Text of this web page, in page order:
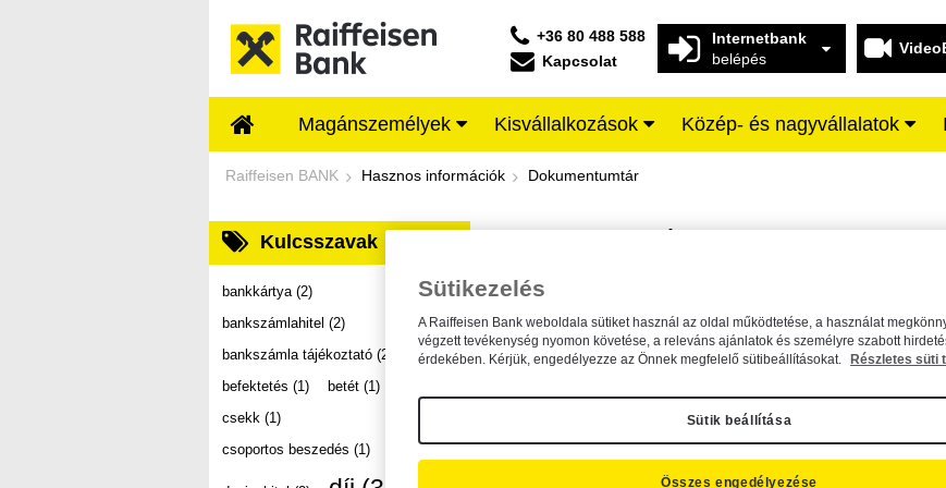
+36 80 488 588
Kapcsolat
Internetbank
belépés
Magánszemélyek Kisvállalkozások Közép- és nagyvállalatok
Dokumentumtár - Raiffeisen BANK
Raiffeisen BANK Hasznos információk Dokumentumtár
Kulcsszavak
bankkártya (2)
bankszámlahitel (2)
bankszámla tájékoztató (2)
befektetés (1) betét (1)
csekk (1)
csoportos beszedés (1)
A dokumentum kereséséhez kérjük, írja be a keresőszót a
Sütikezelés
A Raiffeisen Bank weboldala sütiket használ az oldal működtetése, a használat
végzett tevékenység nyomon követése, a releváns ajánlatok és személyre szabott
érdekében. Kérjük, engedélyezze az Önnek megfelelő sütibeállításokat.
Részletes süti
Sütik beállítása
Összes engedélyezése